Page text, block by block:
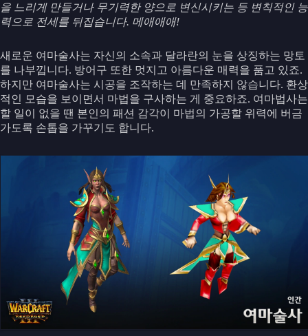
을 느리게 만들거나 무기력한 양으로 변신시키는 등 변칙적인 능
력으로 전세를 뒤집습니다. 메애애애!
새로운 여마술사는 자신의 소속과 달라란의 눈을 상징하는 망토
를 나부낍니다. 방어구 또한 멋지고 아름다운 매력을 품고 있죠.
하지만 여마술사는 시공을 조작하는 데 만족하지 않습니다. 환상
적인 모습을 보이면서 마법을 구사하는 게 중요하죠. 여마법사는
할 일이 없을 땐 본인의 패션 감각이 마법의 가공할 위력에 버금
가도록 손톱을 가꾸기도 합니다.